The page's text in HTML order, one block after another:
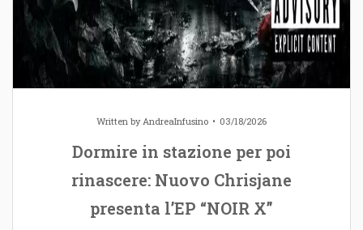
Written byAndreaInfusino 03/18/2026
Dormire in stazione per poi
rinascere: Nuovo Chrisjane
presenta l’EP “NOIR X”